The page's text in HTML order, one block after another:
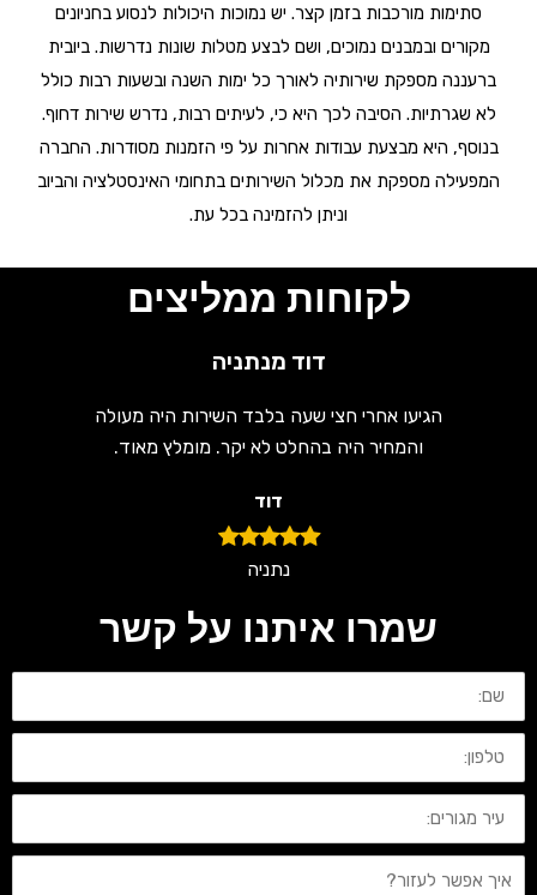
סתימות מורכבות בזמן קצר. יש נמוכות היכולות לנסוע בחניונים
מקורים ובמבנים נמוכים, ושם לבצע מטלות שונות נדרשות. ביובית
ברעננה מספקת שירותיה לאורך כל ימות השנה ובשעות רבות כולל
לא שגרתיות. הסיבה לכך היא כי, לעיתים רבות, נדרש שירות דחוף.
בנוסף, היא מבצעת עבודות אחרות על פי הזמנות מסודרות. החברה
המפעילה מספקת את מכלול השירותים בתחומי האינסטלציה והביוב
וניתן להזמינה בכל עת.
לקוחות ממליצים
דוד מנתניה
הגיעו אחרי חצי שעה בלבד השירות היה מעולה
והמחיר היה בהחלט לא יקר. מומלץ מאוד.
דוד
נתניה
שמרו איתנו על קשר
שם:
טלפון:
עיר
מגורים:
איך
אפשר